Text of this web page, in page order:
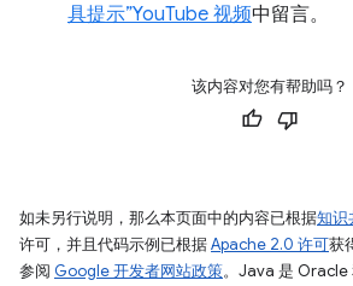
具提示”YouTube 视频中留言。
该内容对您有帮助吗？
如未另行说明，那么本页面中的内容已根据知识
许可，并且代码示例已根据Apache 2.0 许可获
参阅 Google 开发者网站政策。Java 是 Oracle